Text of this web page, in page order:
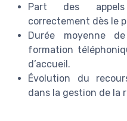
Part des appels
correctement dès le
Durée moyenne
formation
d’accueil.
Évolution du
dans la gestion de la